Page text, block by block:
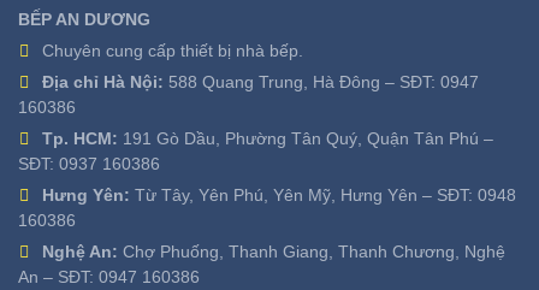
BẾP AN DƯƠNG
Chuyên cung cấp thiết bị nhà bếp.
Địa chỉ Hà Nội: 588 Quang Trung, Hà Đông – SĐT: 0947
160386
Tp. HCM: 191 Gò Dầu, Phường Tân Quý, Quận Tân Phú –
SĐT: 0937 160386
Hưng Yên: Từ Tây, Yên Phú, Yên Mỹ, Hưng Yên – SĐT: 0948
160386
Nghệ An: Chợ Phuống, Thanh Giang, Thanh Chương, Nghệ
An – SĐT: 0947 160386